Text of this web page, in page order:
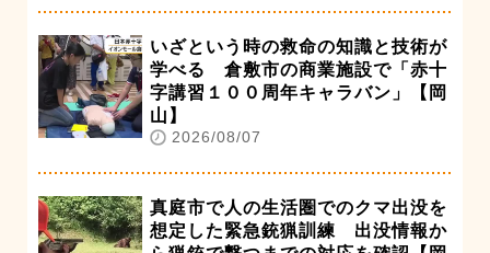
いざという時の救命の知識と技術が
学べる 倉敷市の商業施設で「赤十
字講習１００周年キャラバン」【岡
山】
2026/08/07
真庭市で人の生活圏でのクマ出没を
想定した緊急銃猟訓練 出没情報か